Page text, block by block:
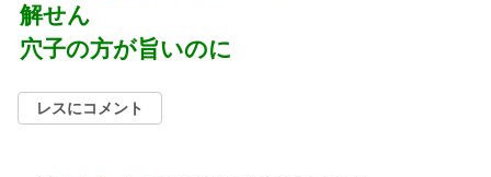
解せん
穴子の方が旨いのに
レスにコメント